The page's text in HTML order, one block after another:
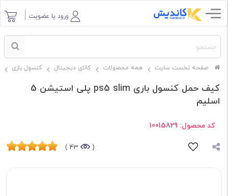
ورود یا عضویت
صفحه نخست سایت همه محصولات کالای دیجیتال کنسول بازی
کیف حمل کنسول باری ps5 slim پلی استیشن 5
اسلیم
کد محصول: 10015829
(
43 )